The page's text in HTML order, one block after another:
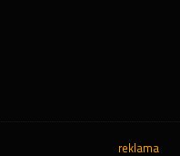
reklama